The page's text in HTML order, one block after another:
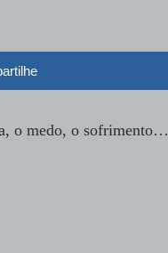
o medo, o sofrimento…